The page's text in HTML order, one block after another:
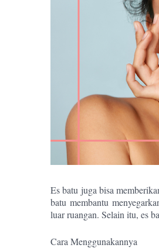
Es batu juga bisa
batu membantu
luar ruangan. Selain itu, es
Cara Menggunakannya